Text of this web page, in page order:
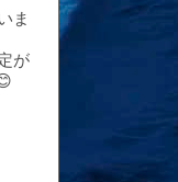
ま
が